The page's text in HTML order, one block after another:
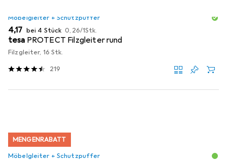
Möbelgleiter + Schutzpuffer
EUR
4,17 bei 4 Stück EUR
0,26/1Stk.
tesa PROTECT Filzgleiter rund
Filzgleiter, 16 Stk.
219
MENGENRABATT
Möbelgleiter + Schutzpuffer